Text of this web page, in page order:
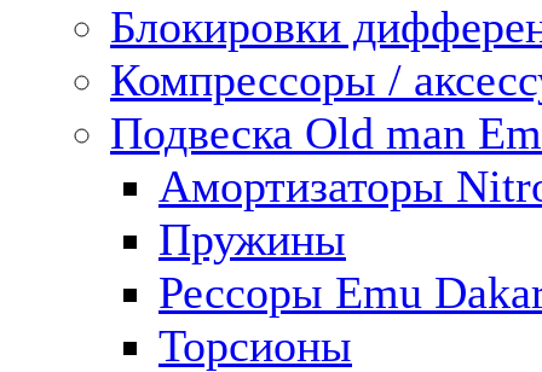
Блокировки
Компрессоры /
Подвеска Old man
Амортизаторы
Пружины
Рессоры Emu
Торсионы